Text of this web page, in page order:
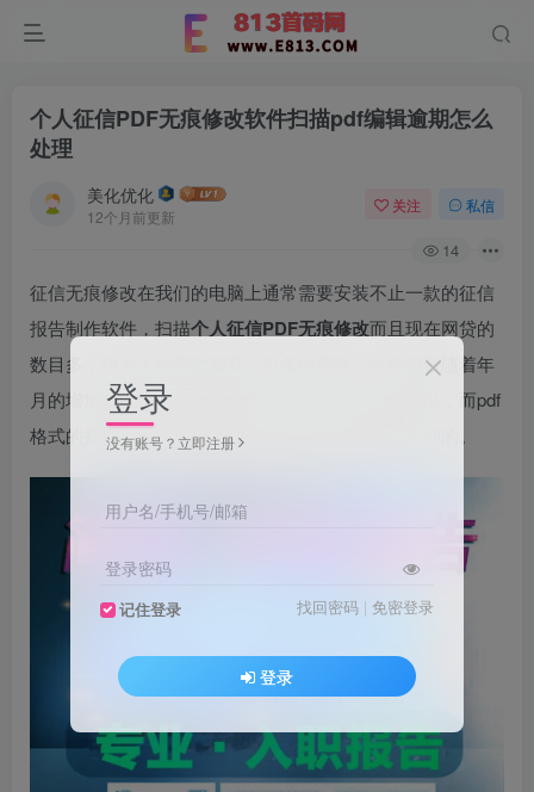
个人征信PDF无痕修改软件扫描pdf编辑逾期怎么
处理
美化优化
12个月前更新
关注 私信
14
征信无痕修改在我们的电脑上通常需要安装不止一款的征信
报告制作软件，扫描个人征信PDF无痕修改而且现在网贷的
数目多，很多人的贷款都有上百条的贷款，征信报告随着年
月的增加桌面的办公文件也多了起来，显得十分混乱，而pdf
格式的扫描文档在我们的日常办公中也是会经常用到的。
登录
没有账号？立即注册
用户名/手机号/邮箱
登录密码
记住登录 找回密码 | 免密登录
登录